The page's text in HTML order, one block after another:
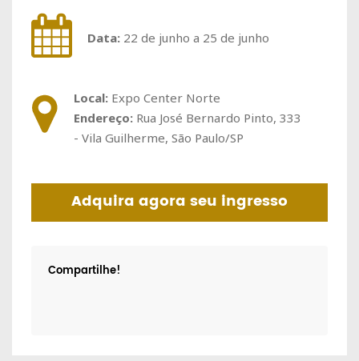
Data: 22 de junho a 25 de junho
Local: Expo Center Norte
Endereço: Rua José Bernardo Pinto, 333
- Vila Guilherme, São Paulo/SP
Adquira agora seu ingresso
Compartilhe!